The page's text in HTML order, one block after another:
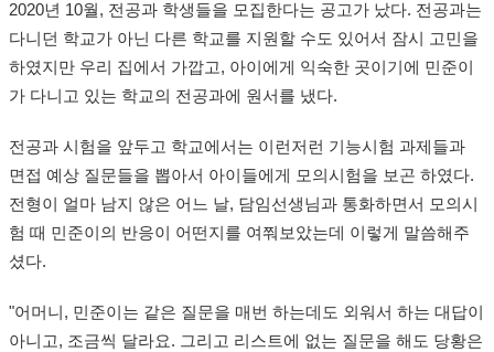
2020년 10월, 전공과 학생들을 모집한다는 공고가 났다. 전공과는
다니던 학교가 아닌 다른 학교를 지원할 수도 있어서 잠시 고민을
하였지만 우리 집에서 가깝고, 아이에게 익숙한 곳이기에 민준이
가 다니고 있는 학교의 전공과에 원서를 냈다.
전공과 시험을 앞두고 학교에서는 이런저런 기능시험 과제들과
면접 예상 질문들을 뽑아서 아이들에게 모의시험을 보곤 하였다.
전형이 얼마 남지 않은 어느 날, 담임선생님과 통화하면서 모의시
험 때 민준이의 반응이 어떤지를 여쭤보았는데 이렇게 말씀해주
셨다.
"어머니, 민준이는 같은 질문을 매번 하는데도 외워서 하는 대답이
아니고, 조금씩 달라요. 그리고 리스트에 없는 질문을 해도 당황은